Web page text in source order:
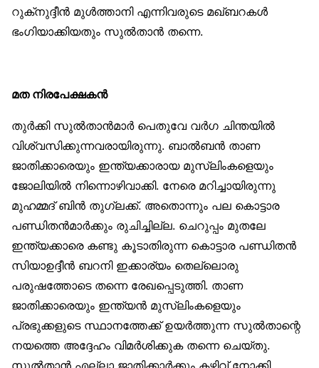
റുക്‌നുദ്ദീന്‍ മുള്‍ത്താനി എന്നിവരുടെ മഖ്ബറകള്‍
ഭംഗിയാക്കിയതും സുല്‍താന്‍ തന്നെ.
മത നിരപേക്ഷകന്‍
തുര്‍ക്കി സുല്‍താന്‍മാര്‍ പെതുവേ വര്‍ഗ ചിന്തയില്‍
വിശ്വസിക്കുന്നവരായിരുന്നു. ബാല്‍ബന്‍ താണ
ജാതിക്കാരെയും ഇന്ത്യക്കാരായ മുസ്‌ലിംകളെയും
ജോലിയില്‍ നിന്നൊഴിവാക്കി. നേരെ മറിച്ചായിരുന്നു
മുഹമ്മദ് ബിന്‍ തുഗ്ലക്ക്. അതൊന്നും പല കൊട്ടാര
പണ്ഡിതന്‍മാര്‍ക്കും രുചിച്ചില്ല. ചെറുപ്പം മുതലേ
ഇന്ത്യക്കാരെ കണ്ടു കൂടാതിരുന്ന കൊട്ടാര പണ്ഡിതന്‍
സിയാഉദ്ദീന്‍ ബറനി ഇക്കാര്യം തെല്ലൊരു
പരുഷത്തോടെ തന്നെ രേഖപ്പെടുത്തി. താണ
ജാതിക്കാരെയും ഇന്ത്യന്‍ മുസ്‌ലിംകളെയും
പ്രഭുക്കളുടെ സ്ഥാനത്തേക്ക് ഉയര്‍ത്തുന്ന സുല്‍താന്റെ
നയത്തെ അദ്ദേഹം വിമര്‍ശിക്കുക തന്നെ ചെയ്തു.